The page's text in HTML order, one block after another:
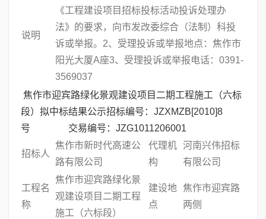
说明
《工程建设项目招标投标活动投诉处理办
法》的要求，向市发改委综合（法制）科投
诉或举报。2、受理投诉或举报地点：焦作市
阳光大厦A座3、受理投诉或举报电话：0391-
3569037
焦作市迎宾路绿化景观建设项目二期工程施工（六标
段）拟中标结果公示招标编号：JZXMZB[2010]8
号 交易编号：JZG1011206001
招标人
焦作市新时代高速公
路有限公司
代理机
构
河南兴伟招标
有限公司
工程名
称
焦作市迎宾路绿化景
观建设项目二期工程
施工（六标段）
建设地
点
焦作市迎宾路
两侧